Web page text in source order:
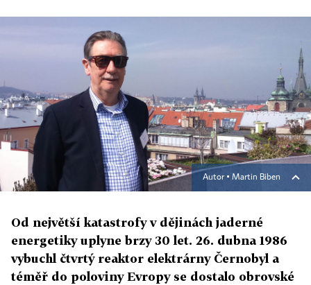
Autor ▪ Martin Biben
Od největší katastrofy v dějinách jaderné
energetiky uplyne brzy 30 let. 26. dubna 1986
vybuchl čtvrtý reaktor elektrárny Černobyl a
téměř do poloviny Evropy se dostalo obrovské